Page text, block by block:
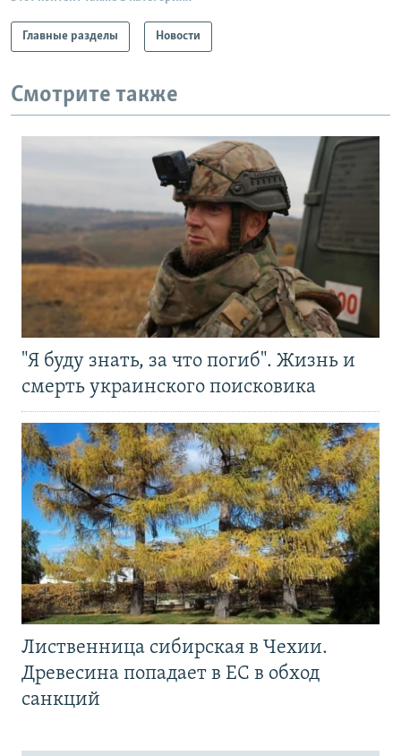
Главные разделы Новости
Смотрите также
"Я буду знать, за что погиб". Жизнь и
смерть украинского поисковика
Лиственница сибирская в Чехии.
Древесина попадает в ЕС в обход
санкций